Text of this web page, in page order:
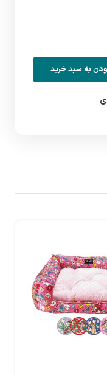
به سبد خرید